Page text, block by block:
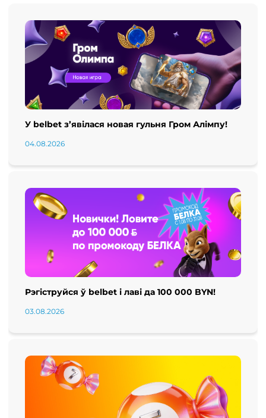
У belbet з’явілася новая гульня Гром Алімпу!
04.08.2026
Рэгіструйся ў belbet і лаві да 100 000 BYN!
03.08.2026